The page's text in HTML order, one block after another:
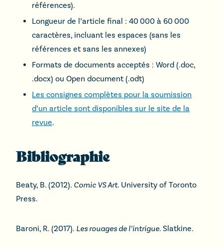
références).
Longueur de l’article final : 40 000 à 60 000
caractères, incluant les espaces (sans les
références et sans les annexes)
Formats de documents acceptés : Word (.doc,
.docx) ou Open document (.odt)
Les consignes complètes pour la soumission
d’un article sont disponibles sur le site de la
revue.
Bibliographie
Beaty, B. (2012). Comic VS Art. University of Toronto
Press.
Baroni, R. (2017). Les rouages de l’intrigue. Slatkine.